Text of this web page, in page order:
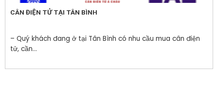
CÂN ĐIỆN TỬ TẠI TÂN BÌNH
– Quý khách đang ở tại Tân Bình có nhu cầu mua cân điện
tử, cần...